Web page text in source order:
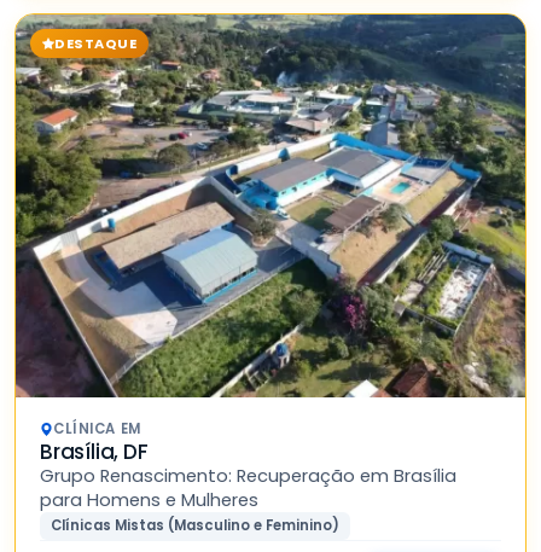
DESTAQUE
CLÍNICA EM
Brasília, DF
Grupo Renascimento: Recuperação em Brasília
para Homens e Mulheres
Clínicas Mistas (Masculino e Feminino)